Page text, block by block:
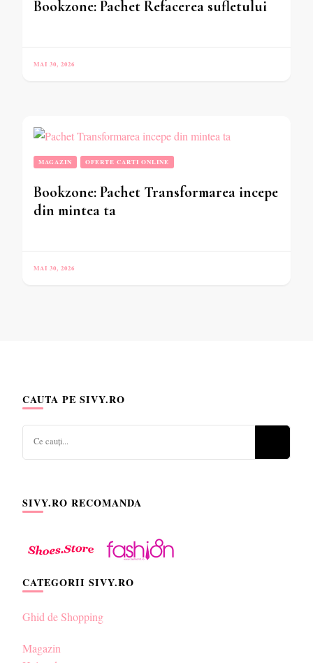
Bookzone: Pachet Refacerea sufletului
MAI 30, 2026
MAGAZIN OFERTE CARTI ONLINE
Bookzone: Pachet Transformarea incepe
din mintea ta
MAI 30, 2026
CAUTA PE SIVY.RO
SIVY.RO RECOMANDA
CATEGORII SIVY.RO
Ghid de Shopping
Magazin